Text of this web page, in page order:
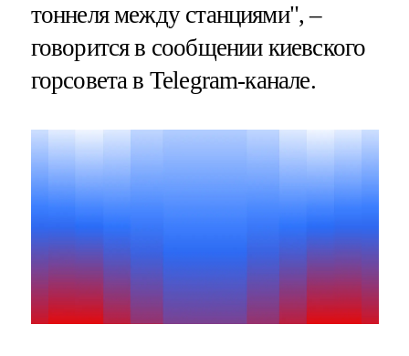
тоннеля между станциями", –
говорится в сообщении киевского
горсовета в Telegram-канале.